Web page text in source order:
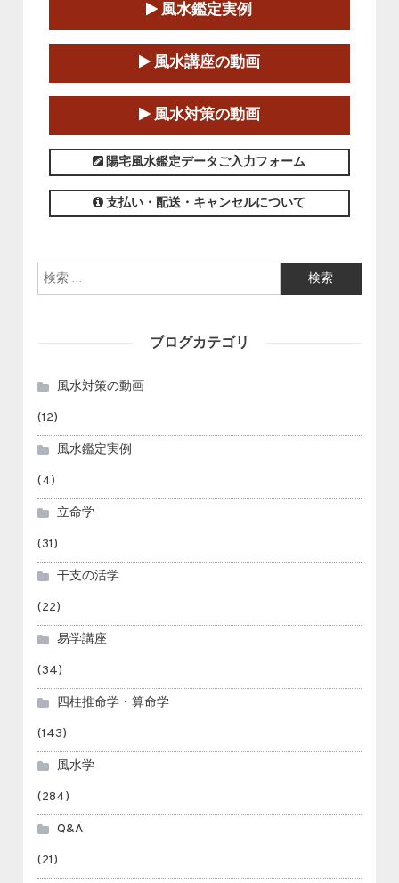
この講座の募集は終了しました。
第１８期立命塾「実践的四柱立命学（四
柱推命学）講座」
2025-01-11～2025-05-11
この講座の募集は終了しました。
風水鑑定実例
風水講座の動画
風水対策の動画
陽宅風水鑑定データご入力フォーム
支払い・配送・キャンセルについて
検索:
ブログカテゴリ
風水対策の動画
(12)
風水鑑定実例
(4)
立命学
(31)
干支の活学
(22)
易学講座
(34)
四柱推命学・算命学
(143)
風水学
(284)
Q&A
(21)